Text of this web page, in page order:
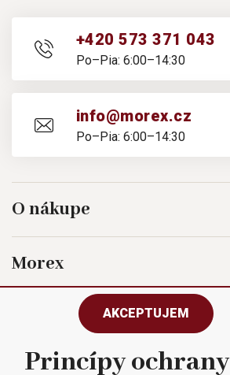
+420 573 371 043
Po–Pia: 6:00–14:30
info@morex.cz
Po–Pia: 6:00–14:30
O nákupe
Morex
Sledujte nás
AKCEPTUJEM
Princípy ochrany